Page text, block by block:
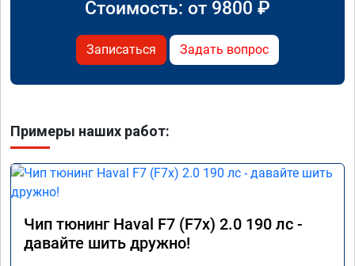
Стоимость: от 9800 ₽
Записаться Задать вопрос
Примеры наших работ:
Чип тюнинг Haval F7 (F7x) 2.0 190 лс -
давайте шить дружно!